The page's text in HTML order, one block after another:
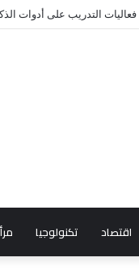
أسوان
اقتصاد تكنولوجيا